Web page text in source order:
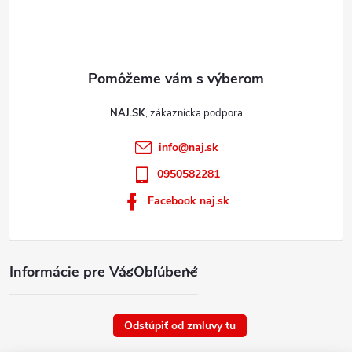
Informácie pre VásObľúbené
NAJ.SK
info@naj.sk
0950582281
Facebook naj.sk
Odstúpiť od zmluvy tu